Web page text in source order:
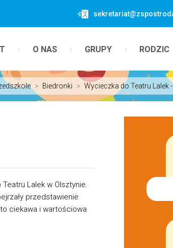
O NAS GRUPY RODZIC
> Biedronki > Wycieczka do Teatru Lalek -
Lalek w Olsztynie.
przedstawienie
ciekawa i wartościowa